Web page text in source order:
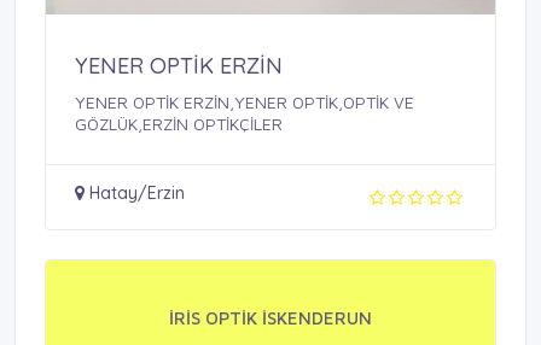
YENER OPTİK ERZİN
YENER OPTİK ERZİN,YENER OPTİK,OPTİK VE
GÖZLÜK,ERZİN OPTİKÇİLER
Hatay/Erzin
İRİS OPTİK İSKENDERUN